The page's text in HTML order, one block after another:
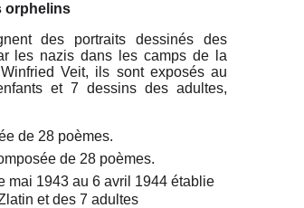
orphelins
des portraits dessinés des
les nazis dans les camps de la
Veit, ils sont exposés au
et 7 dessins des adultes,
de 28 poèmes.
de 28 poèmes.
mai 1943 au 6 avril 1944 établie
et des 7 adultes